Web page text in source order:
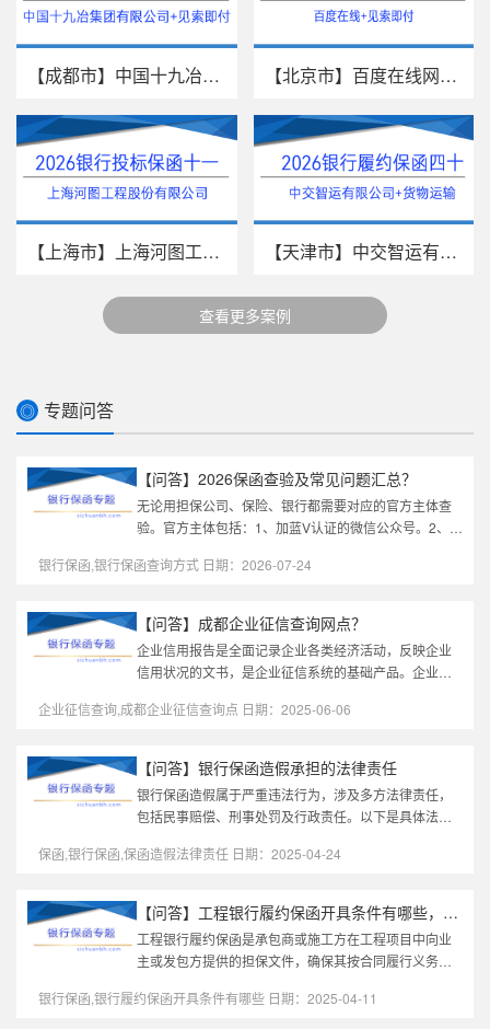
【成都市】中国十九冶集团有限公... 【北京市】百度在线网络技术（北...
【上海市】上海河图工程股份有限... 【天津市】中交智运有限公司/货物...
查看更多案例
◎ 专题问答
【问答】2026保函查验及常见问题汇总？
无论用担保公司、保险、银行都需要对应的官方主体查
验。官方主体包括：1、加蓝V认证的微信公众号。2、已
为网站，网站查询最好核验网...
银行保函,银行保函查询方式 日期：2026-07-24
【问答】成都企业征信查询网点？
企业信用报告是全面记录企业各类经济活动，反映企业
信用状况的文书，是企业征信系统的基础产品。企业信
其信用状况的其他信息，全面...
企业征信查询,成都企业征信查询点 日期：2025-06-06
【问答】银行保函造假承担的法律责任
银行保函造假属于严重违法行为，涉及多方法律责任，
包括民事赔偿、刑事处罚及行政责任。以下是具体法律
1165条（侵权责任）：行为人...
保函,银行保函,保函造假法律责任 日期：2025-04-24
【问答】工程银行履约保函开具条件有哪些，无法开具的原因有哪些...
工程银行履约保函是承包商或施工方在工程项目中向业
主或发包方提供的担保文件，确保其按合同履行义务。
行履约保函的开具条件企业资...
银行保函,银行履约保函开具条件有哪些 日期：2025-04-11